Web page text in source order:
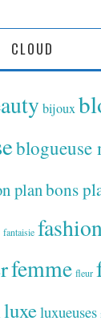
CLOUD
bijoux
blogueuse
planbons
fantaisie
femme fleur
luxeluxueuses